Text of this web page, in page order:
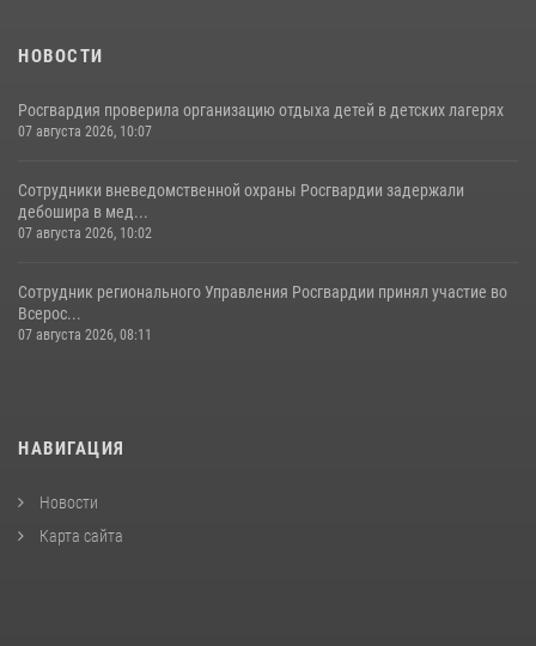
НОВОСТИ
Росгвардия проверила организацию отдыха детей в детских лагерях
07 августа 2026, 10:07
Сотрудники вневедомственной охраны Росгвардии задержали
дебошира в мед...
07 августа 2026, 10:02
Сотрудник регионального Управления Росгвардии принял участие во
Всерос...
07 августа 2026, 08:11
НАВИГАЦИЯ
Новости
Карта сайта